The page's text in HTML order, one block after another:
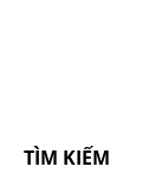
TÌM KIẾM